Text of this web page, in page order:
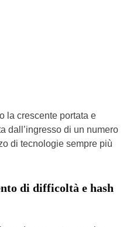
la crescente portata e
dall’ingresso di un numero
di tecnologie sempre più
di difficoltà e hash